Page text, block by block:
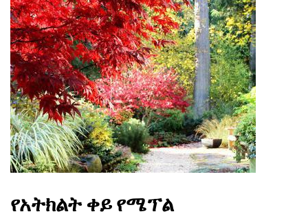
የአትክልት ቀይ የሜፕል